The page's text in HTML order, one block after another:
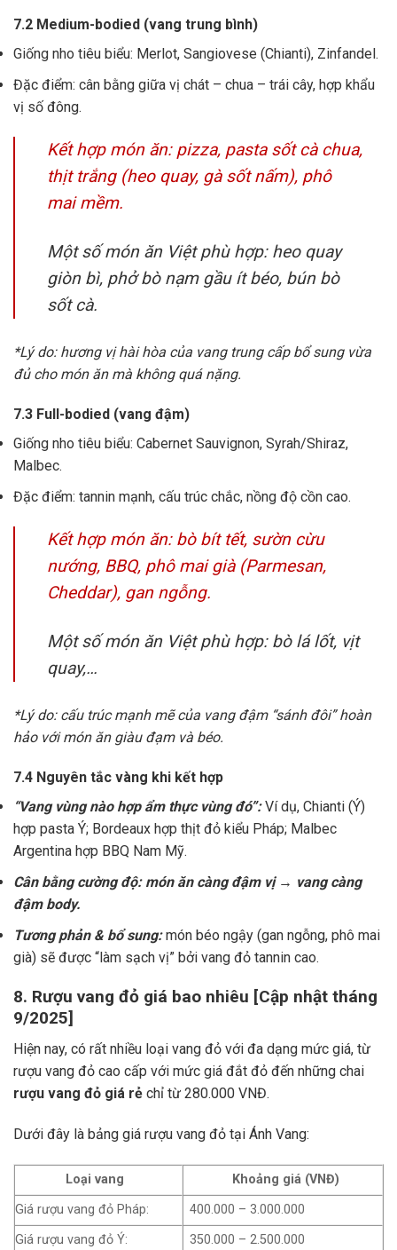
7.2 Medium-bodied (vang trung bình)
Giống nho tiêu biểu: Merlot, Sangiovese (Chianti), Zinfandel.
Đặc điểm: cân bằng giữa vị chát – chua – trái cây, hợp khẩu
vị số đông.
Kết hợp món ăn: pizza, pasta sốt cà chua,
thịt trắng (heo quay, gà sốt nấm), phô
mai mềm.
Một số món ăn Việt phù hợp: heo quay
giòn bì, phở bò nạm gầu ít béo, bún bò
sốt cà.
*Lý do: hương vị hài hòa của vang trung cấp bổ sung vừa
đủ cho món ăn mà không quá nặng.
7.3 Full-bodied (vang đậm)
Giống nho tiêu biểu: Cabernet Sauvignon, Syrah/Shiraz,
Malbec.
Đặc điểm: tannin mạnh, cấu trúc chắc, nồng độ cồn cao.
Kết hợp món ăn: bò bít tết, sườn cừu
nướng, BBQ, phô mai già (Parmesan,
Cheddar), gan ngỗng.
Một số món ăn Việt phù hợp: bò lá lốt, vịt
quay,…
*Lý do: cấu trúc mạnh mẽ của vang đậm “sánh đôi” hoàn
hảo với món ăn giàu đạm và béo.
7.4 Nguyên tắc vàng khi kết hợp
“Vang vùng nào hợp ẩm thực vùng đó”:Ví dụ, Chianti (Ý)
hợp pasta Ý; Bordeaux hợp thịt đỏ kiểu Pháp; Malbec
Argentina hợp BBQ Nam Mỹ.
Cân bằng cường độ: món ăn càng đậm vị → vang càng
đậm body.
Tương phản & bổ sung:món béo ngậy (gan ngỗng, phô mai
già) sẽ được “làm sạch vị” bởi vang đỏ tannin cao.
8. Rượu vang đỏ giá bao nhiêu [Cập nhật tháng
9/2025]
Hiện nay, có rất nhiều loại vang đỏ với đa dạng mức giá, từ
rượu vang đỏ cao cấp với mức giá đắt đỏ đến những chai
rượu vang đỏ giá rẻ chỉ từ 280.000 VNĐ.
Dưới đây là bảng giá rượu vang đỏ tại Ánh Vang:
Loại vang
Khoảng giá (VNĐ)
Giá rượu vang đỏ Pháp:
400.000 – 3.000.000
Giá rượu vang đỏ Ý:
350.000 – 2.500.000